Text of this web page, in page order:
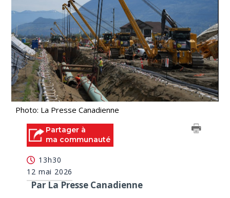
Photo: La Presse Canadienne
Partager à
ma communauté
13h30
12 mai 2026
Par La Presse Canadienne